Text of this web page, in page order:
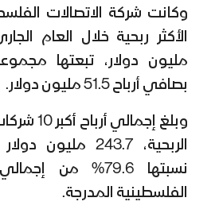
وكانت شركة الاتصالات
مليون دولار، تبعتها
بصافي أرباح 51.5 مليون دولار.
وبلغ
الربحية، 243.7
نسبتها 79.6% من
الفلسطينية المدرجة.